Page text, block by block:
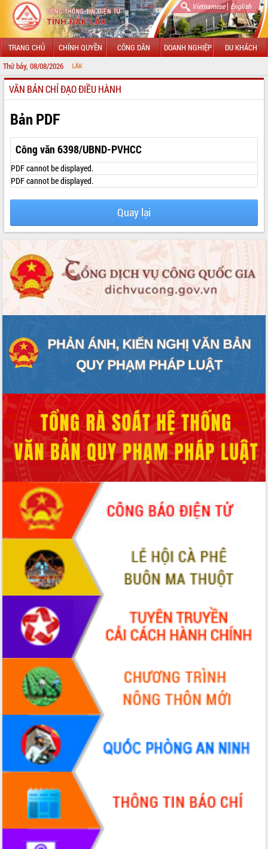
Vietnamese| English
TRANG CHỦ CHÍNH QUYỀN CÔNG DÂN DOANH NGHIỆP DU KHÁCH
Thứ bảy, 08/08/2026
GIỚI THIỆU
LÃNH ĐẠO UBND TỈNH
TIN TỨC SỰ KIỆN
SỞ, BAN, NGÀNH
UBND CÁC XÃ, PHƯỜNG
HỆ THỐNG VĂN BẢN
VĂN BẢN HĐND TỈNH
ĐIỂM TIN VĂN BẢN
QUY HOẠCH - KẾ HOẠCH
Không có file video nào để phát.
VĂN BẢN CHỈ ĐẠO ĐIỀU HÀNH
Bản PDF
Công văn 6398/UBND-PVHCC
PDF cannot be displayed.
PDF cannot be displayed.
Quay lại